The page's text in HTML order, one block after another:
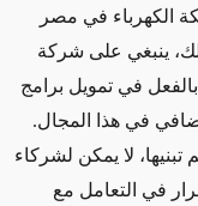
الكهرباء في مصر
ينبغي على شركة
بالفعل في تمويل برامج
في هذا المجال.
لا يمكن لشركاء
في التعامل مع